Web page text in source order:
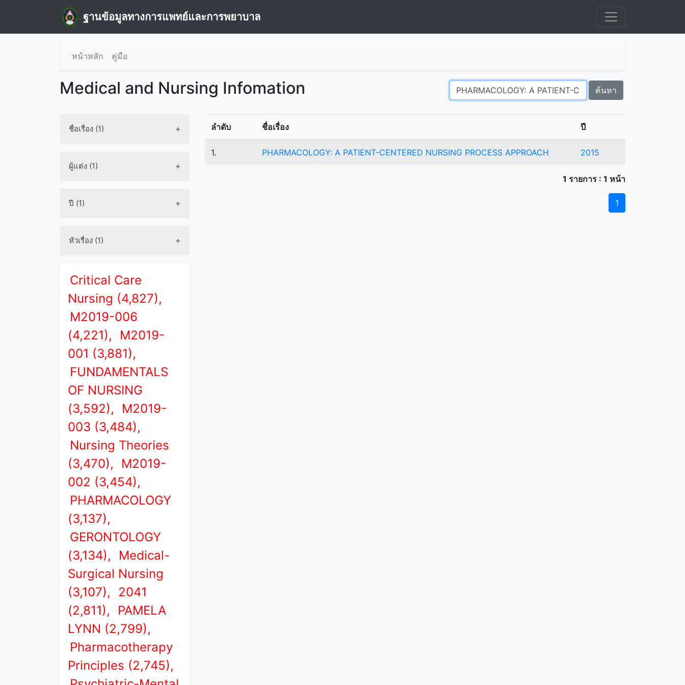
ฐานข้อมูลทางการแพทย์และการพยาบาล
หน้าหลัก คู่มือ
Medical and Nursing Infomation ค้นหา
ชื่อเรื่อง (1)
ผู้แต่ง (1)
ปี (1)
หัวเรื่อง (1)
Critical Care
Nursing (4,827),
M2019-006
(4,221),
M2019-
001 (3,881),
FUNDAMENTALS
OF NURSING
(3,592),
M2019-
003 (3,484),
Nursing Theories
(3,470),
M2019-
002 (3,454),
PHARMACOLOGY
(3,137),
GERONTOLOGY
(3,134),
Medical-
Surgical Nursing
(3,107),
2041
(2,811),
PAMELA
LYNN (2,799),
Pharmacotherapy
Principles (2,745),
ลำดับ ชื่อเรื่อง ปี
1. PHARMACOLOGY: A PATIENT-CENTERED NURSING PROCESS APPROACH 2015
1 รายการ : 1 หน้า
1